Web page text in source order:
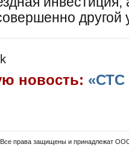
другой
новость: «СТС
права защищены и принадлежат